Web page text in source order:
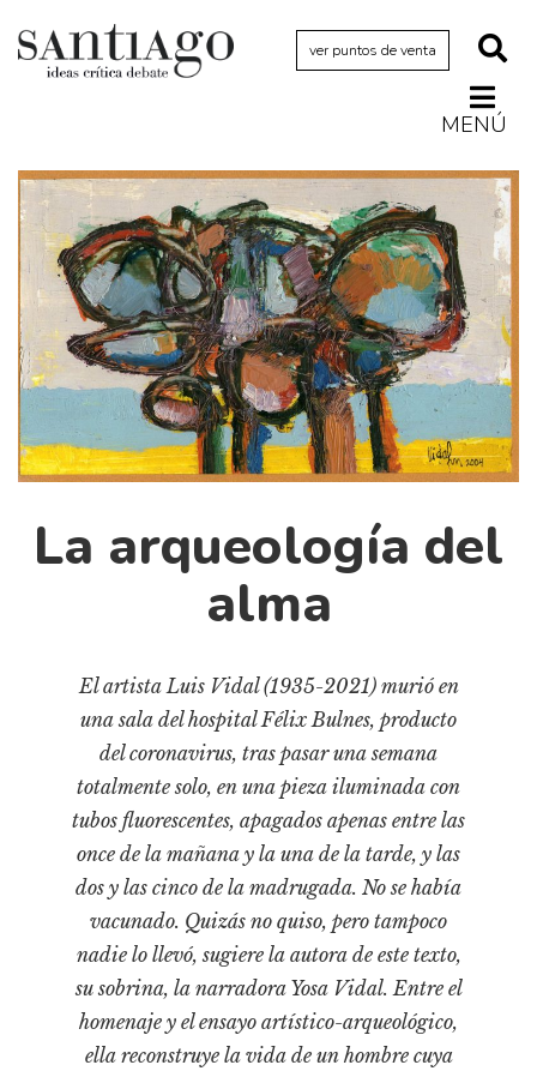
ver puntos de venta
MENÚ
Actualidad
Archivo Cenfoto-UDP
Arquetipos de situación
Artes visuales
Ciencia
Cine y televisión
Ciudad
Cómics
Críticas
Cultura
Diccionario portátil de la literatura chilena
Gran reserva
Historia
Historia material de los libros
Lagunas mentales
Libros usados
Literatura
Narrativas visuales
Pensamiento
La arqueología del
alma
El artista Luis Vidal (1935-2021) murió en
una sala del hospital Félix Bulnes, producto
del coronavirus, tras pasar una semana
totalmente solo, en una pieza iluminada con
tubos fluorescentes, apagados apenas entre las
once de la mañana y la una de la tarde, y las
dos y las cinco de la madrugada. No se había
vacunado. Quizás no quiso, pero tampoco
nadie lo llevó, sugiere la autora de este texto,
su sobrina, la narradora Yosa Vidal. Entre el
homenaje y el ensayo artístico-arqueológico,
ella reconstruye la vida de un hombre cuya